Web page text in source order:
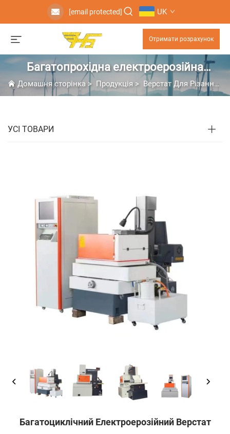
[email protected] UK
Отримати розрахунок
Багатопрохідна електроерозійна
обробка
Домашня сторінка> Продукція> Верстат Для Різання Дротом
УСІ ТОВАРИ
Багатоциклічний Електроерозійний Верстат